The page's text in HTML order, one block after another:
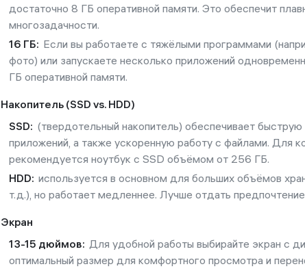
достаточно 8 ГБ оперативной памяти. Это обеспечит
многозадачности.
16 ГБ: Если вы работаете с тяжёлыми программами
фото) или запускаете несколько приложений
ГБ оперативной памяти.
Накопитель (SSD vs. HDD)
SSD: (твердотельный накопитель) обеспечивает быструю
приложений, а также ускоренную работу с файлами. Для
рекомендуется ноутбук с SSD объёмом от 256 ГБ.
HDD: используется в основном для больших объёмов
т.д.), но работает медленнее. Лучше отдать
Экран
13-15 дюймов: Для удобной работы выбирайте экран с
оптимальный размер для комфортного просмотра и